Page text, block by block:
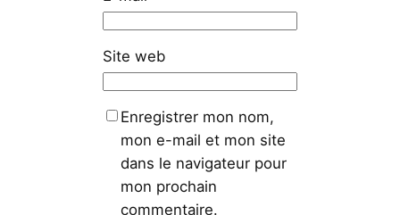
Site web
Enregistrer mon nom,
mon e-mail et mon site
dans le navigateur pour
mon prochain
commentaire.